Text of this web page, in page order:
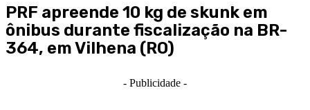
PRF apreende 10 kg de skunk em
ônibus durante fiscalização na BR-
364, em Vilhena (RO)
- Publicidade -